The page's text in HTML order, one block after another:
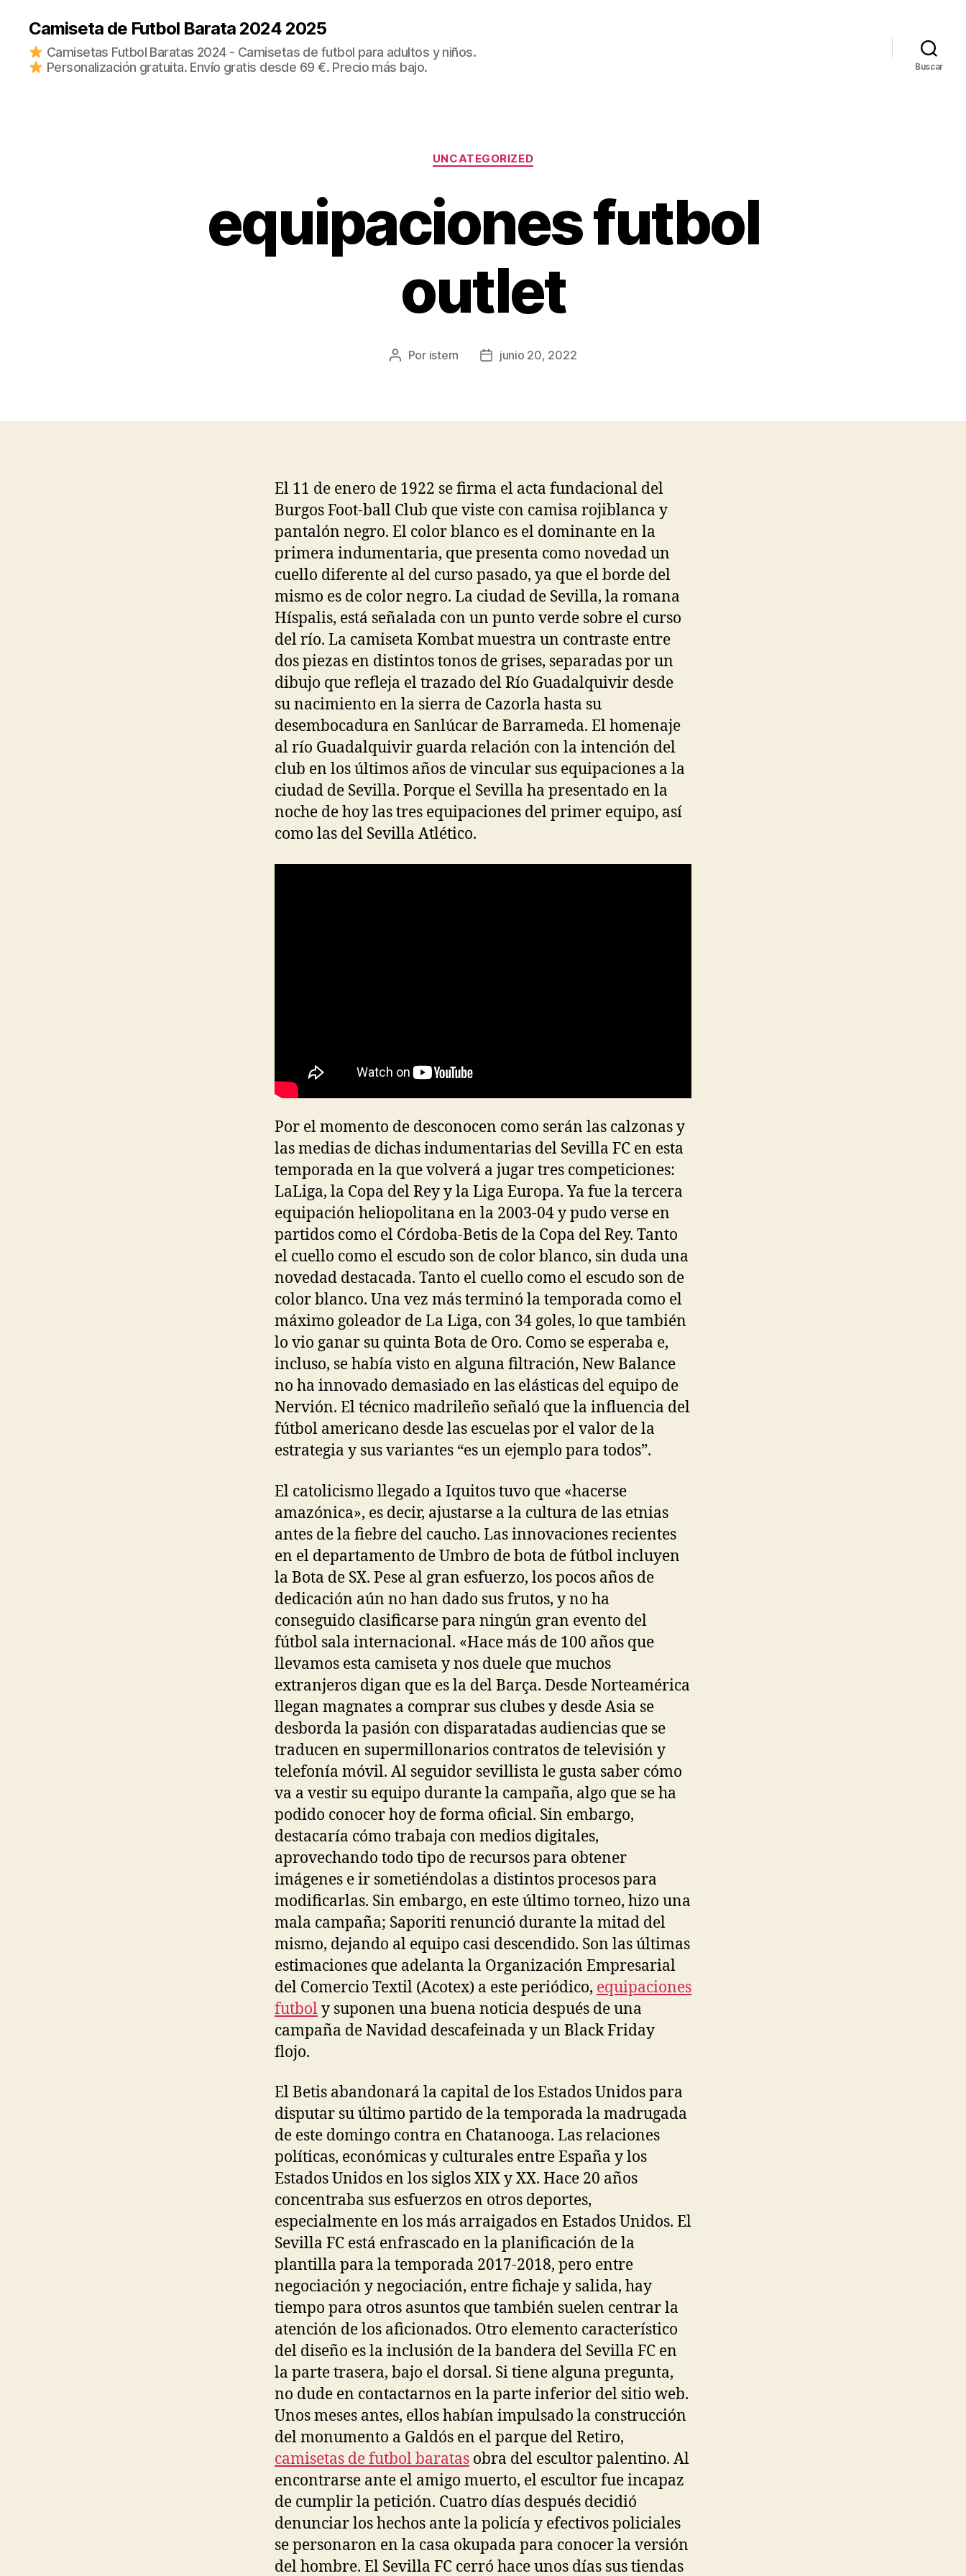
Camiseta de Futbol Barata 2024 2025
Camisetas Futbol Baratas 2024 - Camisetas de futbol para adultos y niños.
Personalización gratuita. Envío gratis desde 69 €. Precio más bajo.
Buscar
Categorías
UNCATEGORIZED
equipaciones futbol
outlet
Autor
Por istern
Fechajunio 20, 2022
El 11 de enero de 1922 se firma el acta fundacional del
Burgos Foot-ball Club que viste con camisa rojiblanca y
pantalón negro. El color blanco es el dominante en la
primera indumentaria, que presenta como novedad un
cuello diferente al del curso pasado, ya que el borde del
mismo es de color negro. La ciudad de Sevilla, la romana
Híspalis, está señalada con un punto verde sobre el curso
del río. La camiseta Kombat muestra un contraste entre
dos piezas en distintos tonos de grises, separadas por un
dibujo que refleja el trazado del Río Guadalquivir desde
su nacimiento en la sierra de Cazorla hasta su
desembocadura en Sanlúcar de Barrameda. El homenaje
al río Guadalquivir guarda relación con la intención del
club en los últimos años de vincular sus equipaciones a la
ciudad de Sevilla. Porque el Sevilla ha presentado en la
noche de hoy las tres equipaciones del primer equipo, así
como las del Sevilla Atlético.
Por el momento de desconocen como serán las calzonas y
las medias de dichas indumentarias del Sevilla FC en esta
temporada en la que volverá a jugar tres competiciones:
LaLiga, la Copa del Rey y la Liga Europa. Ya fue la tercera
equipación heliopolitana en la 2003-04 y pudo verse en
partidos como el Córdoba-Betis de la Copa del Rey. Tanto
el cuello como el escudo son de color blanco, sin duda una
novedad destacada. Tanto el cuello como el escudo son de
color blanco. Una vez más terminó la temporada como el
máximo goleador de La Liga, con 34 goles, lo que también
lo vio ganar su quinta Bota de Oro. Como se esperaba e,
incluso, se había visto en alguna filtración, New Balance
no ha innovado demasiado en las elásticas del equipo de
Nervión. El técnico madrileño señaló que la influencia del
fútbol americano desde las escuelas por el valor de la
estrategia y sus variantes “es un ejemplo para todos”.
El catolicismo llegado a Iquitos tuvo que «hacerse
amazónica», es decir, ajustarse a la cultura de las etnias
antes de la fiebre del caucho. Las innovaciones recientes
en el departamento de Umbro de bota de fútbol incluyen
la Bota de SX. Pese al gran esfuerzo, los pocos años de
dedicación aún no han dado sus frutos, y no ha
conseguido clasificarse para ningún gran evento del
fútbol sala internacional. «Hace más de 100 años que
llevamos esta camiseta y nos duele que muchos
extranjeros digan que es la del Barça. Desde Norteamérica
llegan magnates a comprar sus clubes y desde Asia se
desborda la pasión con disparatadas audiencias que se
traducen en supermillonarios contratos de televisión y
telefonía móvil. Al seguidor sevillista le gusta saber cómo
va a vestir su equipo durante la campaña, algo que se ha
podido conocer hoy de forma oficial. Sin embargo,
destacaría cómo trabaja con medios digitales,
aprovechando todo tipo de recursos para obtener
imágenes e ir sometiéndolas a distintos procesos para
modificarlas. Sin embargo, en este último torneo, hizo una
mala campaña; Saporiti renunció durante la mitad del
mismo, dejando al equipo casi descendido. Son las últimas
estimaciones que adelanta la Organización Empresarial
del Comercio Textil (Acotex) a este periódico, equipaciones
futboly suponen una buena noticia después de una
campaña de Navidad descafeinada y un Black Friday
flojo.
El Betis abandonará la capital de los Estados Unidos para
disputar su último partido de la temporada la madrugada
de este domingo contra en Chatanooga. Las relaciones
políticas, económicas y culturales entre España y los
Estados Unidos en los siglos XIX y XX. Hace 20 años
concentraba sus esfuerzos en otros deportes,
especialmente en los más arraigados en Estados Unidos. El
Sevilla FC está enfrascado en la planificación de la
plantilla para la temporada 2017-2018, pero entre
negociación y negociación, entre fichaje y salida, hay
tiempo para otros asuntos que también suelen centrar la
atención de los aficionados. Otro elemento característico
del diseño es la inclusión de la bandera del Sevilla FC en
la parte trasera, bajo el dorsal. Si tiene alguna pregunta,
no dude en contactarnos en la parte inferior del sitio web.
Unos meses antes, ellos habían impulsado la construcción
del monumento a Galdós en el parque del Retiro,
camisetas de futbol baratas obra del escultor palentino. Al
encontrarse ante el amigo muerto, el escultor fue incapaz
de cumplir la petición. Cuatro días después decidió
denunciar los hechos ante la policía y efectivos policiales
se personaron en la casa okupada para conocer la versión
del hombre. El Sevilla FC cerró hace unos días sus tiendas